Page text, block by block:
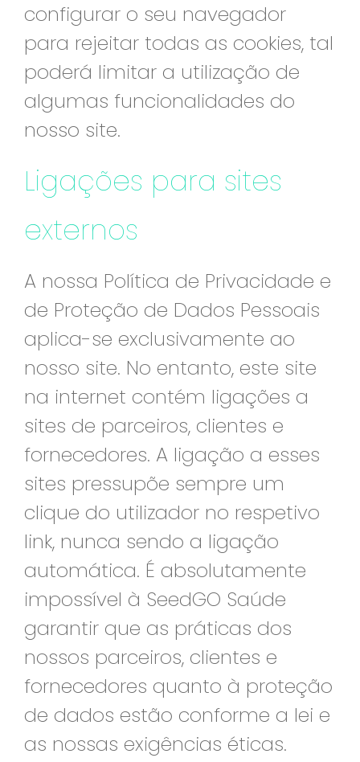
configurar o seu navegador
para rejeitar todas as cookies, tal
poderá limitar a utilização de
algumas funcionalidades do
nosso site.
Ligações para sites
externos
A nossa Política de Privacidade e
de Proteção de Dados Pessoais
aplica-se exclusivamente ao
nosso site. No entanto, este site
na internet contém ligações a
sites de parceiros, clientes e
fornecedores. A ligação a esses
sites pressupõe sempre um
clique do utilizador no respetivo
link, nunca sendo a ligação
automática. É absolutamente
impossível à SeedGO Saúde
garantir que as práticas dos
nossos parceiros, clientes e
fornecedores quanto à proteção
de dados estão conforme a lei e
as nossas exigências éticas.